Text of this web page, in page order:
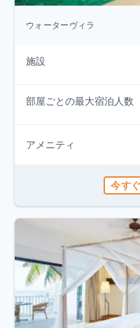
ウォーターヴィラ
施設
部屋ごとの最大宿泊人数
アメニティ
今す